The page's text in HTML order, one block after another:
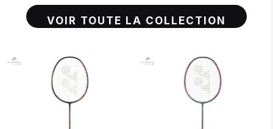
VOIR TOUTE LA COLLECTION